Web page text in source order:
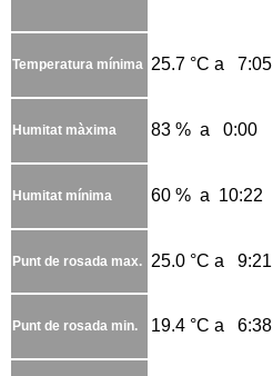
Temperatura mínima 25.7 °C a 7:05
Humitat màxima 83 % a 0:00
Humitat mínima 60 % a 10:22
Punt de rosada max. 25.0 °C a 9:21
Punt de rosada min. 19.4 °C a 6:38